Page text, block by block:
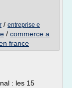
/ entreprise e
/ commerce a
france
: les 15